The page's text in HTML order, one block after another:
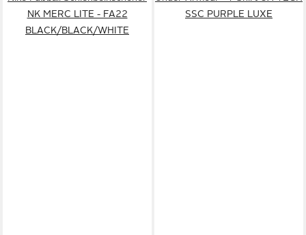
NK MERC LITE - FA22
BLACK/BLACK/WHITE
SSC PURPLE LUXE